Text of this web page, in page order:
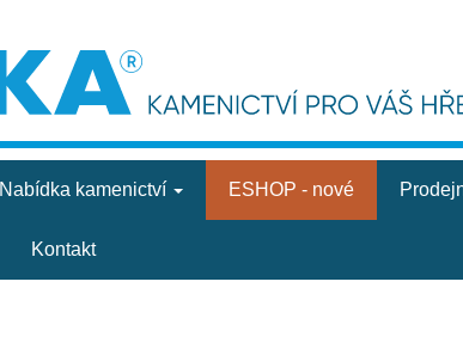
Nabídka kamenictví ESHOP - nové
Kontakt